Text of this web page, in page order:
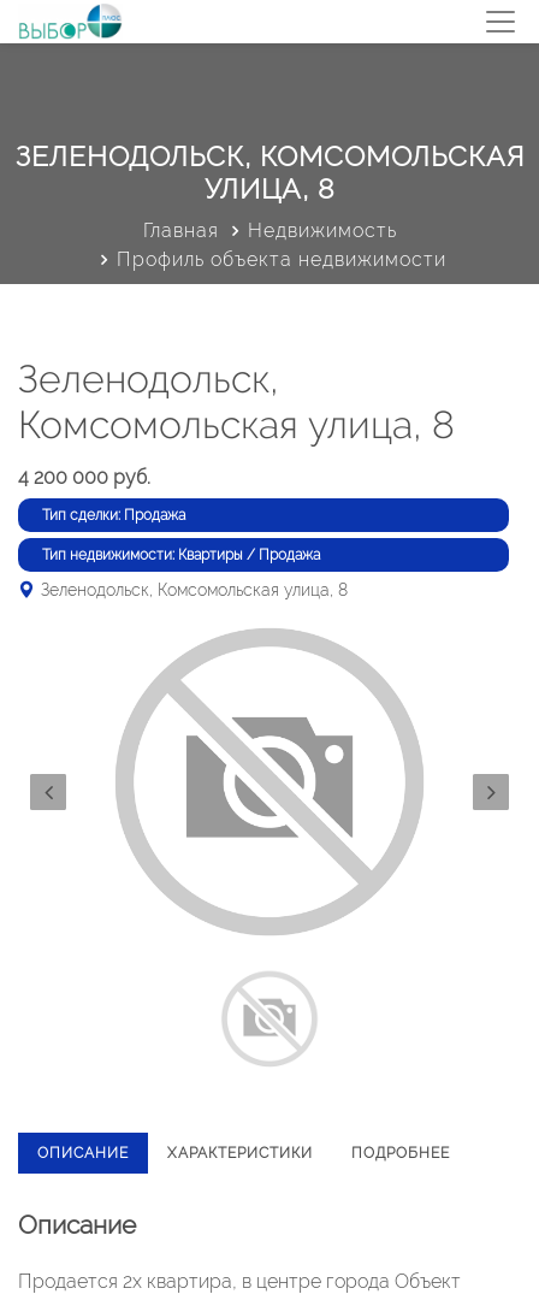
ЗЕЛЕНОДОЛЬСК, КОМСОМОЛЬСКАЯ
УЛИЦА, 8
Главная
Недвижимость
Профиль объекта недвижимости
Зеленодольск,
Комсомольская улица, 8
4 200 000 руб.
Тип сделки: Продажа
Тип недвижимости: Квартиры / Продажа
Зеленодольск, Комсомольская улица, 8
ОПИСАНИЕ ХАРАКТЕРИСТИКИ ПОДРОБНЕЕ
Описание
Продается 2х квартира, в центре города Объект